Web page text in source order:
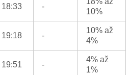
18:33 -
10%
19:18 -
10% až
4%
19:51 -
4% až
1%